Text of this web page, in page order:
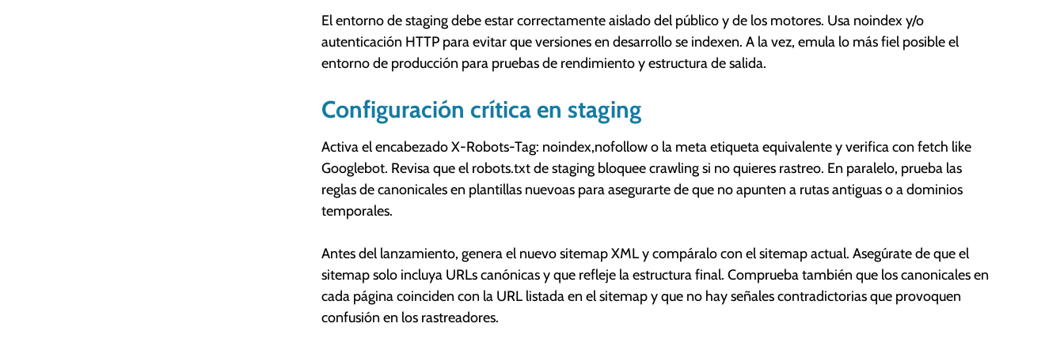
El entorno de staging debe estar correctamente aislado del público y de los motores. Usa noindex y/o
autenticación HTTP para evitar que versiones en desarrollo se indexen. A la vez, emula lo más fiel posible el
entorno de producción para pruebas de rendimiento y estructura de salida.
Configuración crítica en staging
Activa el encabezado X-Robots-Tag: noindex,nofollow o la meta etiqueta equivalente y verifica con fetch like
Googlebot. Revisa que el robots.txt de staging bloquee crawling si no quieres rastreo. En paralelo, prueba las
reglas de canonicales en plantillas nuevoas para asegurarte de que no apunten a rutas antiguas o a dominios
temporales.
Antes del lanzamiento, genera el nuevo sitemap XML y compáralo con el sitemap actual. Asegúrate de que el
sitemap solo incluya URLs canónicas y que refleje la estructura final. Comprueba también que los canonicales en
cada página coinciden con la URL listada en el sitemap y que no hay señales contradictorias que provoquen
confusión en los rastreadores.